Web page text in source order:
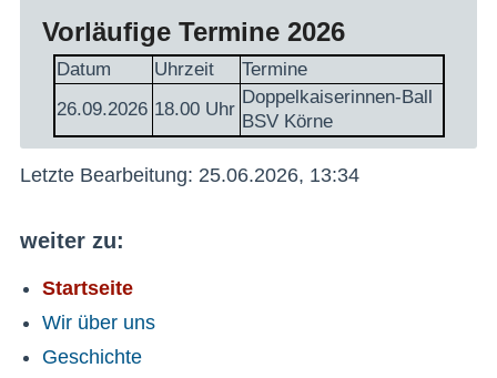
Vorläufige Termine 2026
Datum Uhrzeit
Termine
26.09.2026 18.00 Uhr
Doppelkaiserinnen-Ball
BSV Körne
Letzte Bearbeitung: 25.06.2026, 13:34
weiter zu:
Startseite
Wir über uns
Geschichte